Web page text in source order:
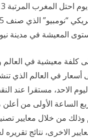
كلفة معيشية في العالم
في العالم الذي
ربع الساعة الأولى من
من خلال معايير